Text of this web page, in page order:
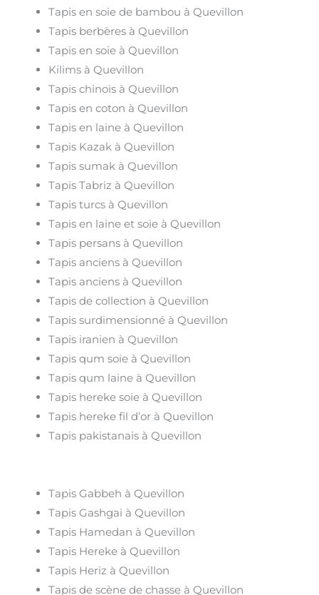
Tapis en soie de bambou à Quevillon
Tapis berbères à Quevillon
Tapis en soie à Quevillon
Kilims à Quevillon
Tapis chinois à Quevillon
Tapis en coton à Quevillon
Tapis en laine à Quevillon
Tapis Kazak à Quevillon
Tapis sumak à Quevillon
Tapis Tabriz à Quevillon
Tapis turcs à Quevillon
Tapis en laine et soie à Quevillon
Tapis persans à Quevillon
Tapis anciens à Quevillon
Tapis anciens à Quevillon
Tapis de collection à Quevillon
Tapis surdimensionné à Quevillon
Tapis iranien à Quevillon
Tapis qum soie à Quevillon
Tapis qum laine à Quevillon
Tapis hereke soie à Quevillon
Tapis hereke fil d’or à Quevillon
Tapis pakistanais à Quevillon
Tapis Gabbeh à Quevillon
Tapis Gashgai à Quevillon
Tapis Hamedan à Quevillon
Tapis Hereke à Quevillon
Tapis Heriz à Quevillon
Tapis de scène de chasse à Quevillon